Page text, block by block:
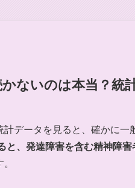
ないのは本当？統
データを見ると、確かに一
と、発達障害を含む精神障